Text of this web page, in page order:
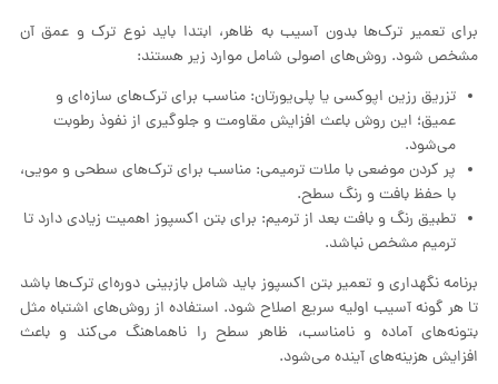
برای تعمیر ترک‌ها بدون آسیب به ظاهر، ابتدا باید نوع ترک و عمق آن
مشخص شود. روش‌های اصولی شامل موارد زیر هستند:
تزریق رزین اپوکسی یا پلی‌یورتان: مناسب برای ترک‌های سازه‌ای و
عمیق؛ این روش باعث افزایش مقاومت و جلوگیری از نفوذ رطوبت
می‌شود.
پر کردن موضعی با ملات ترمیمی: مناسب برای ترک‌های سطحی و مویی،
با حفظ بافت و رنگ سطح.
تطبیق رنگ و بافت بعد از ترمیم: برای بتن اکسپوز اهمیت زیادی دارد تا
ترمیم مشخص نباشد.
برنامه نگهداری و تعمیر بتن اکسپوز باید شامل بازبینی دوره‌ای ترک‌ها باشد
تا هر گونه آسیب اولیه سریع اصلاح شود. استفاده از روش‌های اشتباه مثل
بتونه‌های آماده و نامناسب، ظاهر سطح را ناهماهنگ می‌کند و باعث
افزایش هزینه‌های آینده می‌شود.